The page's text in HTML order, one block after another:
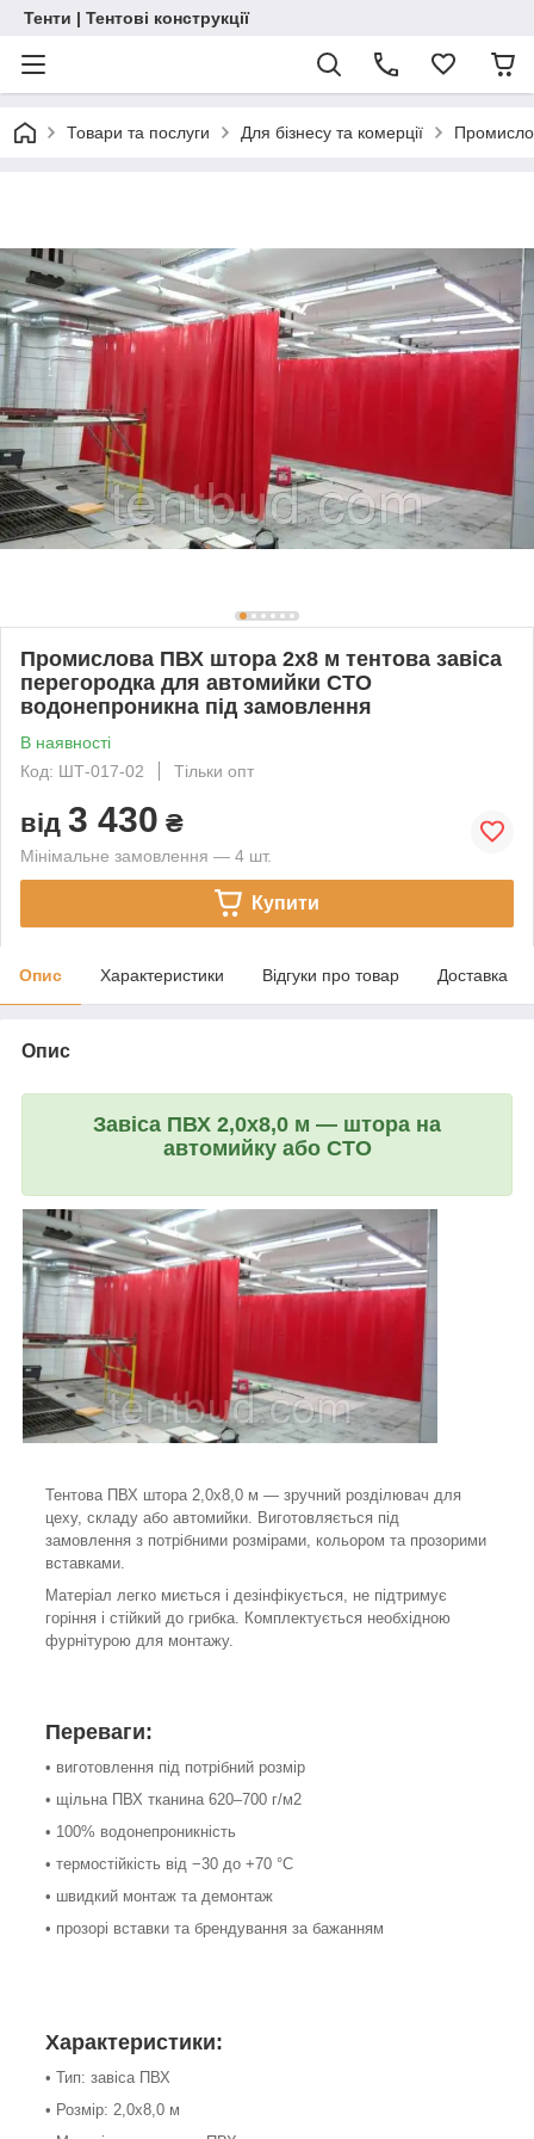
Тенти | Тентові конструкції
Товари та послуги Для бізнесу та комерції
Промислова ПВХ штора 2х8 м тентова завіса
перегородка для автомийки СТО
водонепроникна під замовлення
В наявності
Код: ШТ-017-02
Тільки опт
від 3 430 ₴
Мінімальне замовлення — 4 шт.
Купити
Опис Характеристики Відгуки про товар Доставка
Опис
Завіса ПВХ 2,0х8,0 м — штора на
автомийку або СТО
Тентова ПВХ штора 2,0х8,0 м — зручний розділювач для
цеху, складу або автомийки. Виготовляється під
замовлення з потрібними розмірами, кольором та прозорими
вставками.
Матеріал легко миється і дезінфікується, не підтримує
горіння і стійкий до грибка. Комплектується необхідною
фурнітурою для монтажу.
Переваги:
• виготовлення під потрібний розмір
• щільна ПВХ тканина 620–700 г/м2
• 100% водонепроникність
• термостійкість від −30 до +70 °C
• швидкий монтаж та демонтаж
• прозорі вставки та брендування за бажанням
Характеристики:
• Тип: завіса ПВХ
• Розмір: 2,0х8,0 м